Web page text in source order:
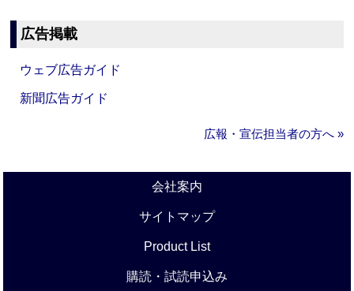
広告掲載
ウェブ広告ガイド
新聞広告ガイド
広報・宣伝担当者の方へ »
会社案内
サイトマップ
Product List
購読・試読申込み